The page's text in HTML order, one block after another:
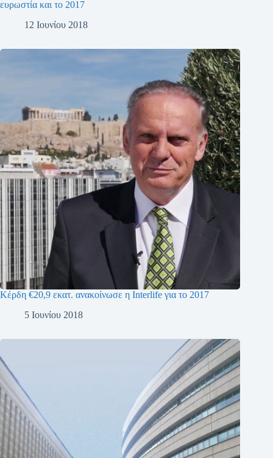
ευρωστία και το 2017
12 Ιουνίου 2018
Κέρδη €20,9 εκατ. ανακοίνωσε η Interlife για το 2017
5 Ιουνίου 2018